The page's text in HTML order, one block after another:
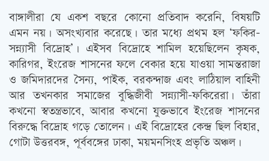
বাঙ্গালীরা যে একশ বছরে কোনো প্রতিবাদ করেনি, বিষয়টি
এমন নয়। অসংখ্যবার করেছে। তার মধ্যে প্রথম হল ‘ফকির-
সন্ন্যাসী বিদ্রোহ’। এইসব বিদ্রোহে শামিল হয়েছিলেন কৃষক,
কারিগর, ইংরেজ শাসনের ফলে বেকার হয়ে যাওয়া সামন্তরাজা
ও জমিদারদের সৈন্য, পাইক, বরকন্দাজ এবং লাঠিয়াল বাহিনী
আর তখনকার সমাজের বুদ্ধিজীবী সন্ন্যাসী-ফকিরেরা। তাঁরা
কখনো স্বতন্ত্রভাবে, আবার কখনো যুক্তভাবে ইংরেজ শাসনের
বিরুদ্ধে বিদ্রোহ গড়ে তোলেন। এই বিদ্রোহের কেন্দ্র ছিল বিহার,
গোটা উত্তরবঙ্গ, পূর্ববঙ্গের ঢাকা, ময়মনসিংহ প্রভৃতি অঞ্চল।